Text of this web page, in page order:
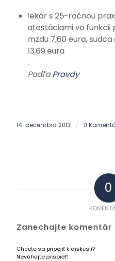
lekár s 25-ročnou
atestáciami vo funkcii
mzdu 7,60 eura,
13,69 eura
.
PodľaPravdy
14. decembra 2013 / 0
0
Zanechajte komentár
Chcete sa pripojiť k diskusii?
Neváhajte prispieť!